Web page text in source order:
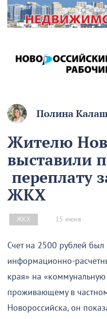
Полина
Жителю
выставили
переплату
ЖКХ
ЖКХ 15 июня
Счет на 2500 рублей
информационно-
края» на «коммунальную
проживающему в
Новороссийска, он